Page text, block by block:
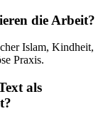
die Arbeit?
Islam, Kindheit,
Praxis.
als